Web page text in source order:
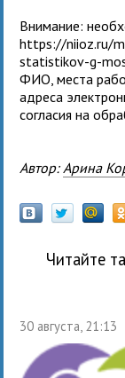
Внимание:
https://niioz.ru/
statistikov-g-
ФИО, места
адреса
согласия на
Автор: Арина
Читайте
30 августа, 21:13